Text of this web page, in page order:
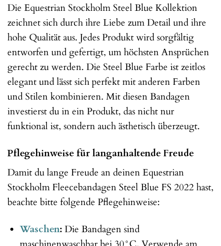
Die Equestrian Stockholm Steel Blue Kollektion
zeichnet sich durch ihre Liebe zum Detail und ihre
hohe Qualität aus. Jedes Produkt wird sorgfältig
entworfen und gefertigt, um höchsten Ansprüchen
gerecht zu werden. Die Steel Blue Farbe ist zeitlos
elegant und lässt sich perfekt mit anderen Farben
und Stilen kombinieren. Mit diesen Bandagen
investierst du in ein Produkt, das nicht nur
funktional ist, sondern auch ästhetisch überzeugt.
Pflegehinweise für langanhaltende Freude
Damit du lange Freude an deinen Equestrian
Stockholm Fleecebandagen Steel Blue FS 2022 hast,
beachte bitte folgende Pflegehinweise:
Waschen: Die Bandagen sind